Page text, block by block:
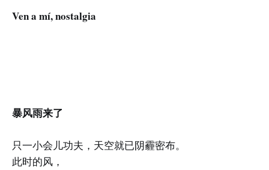
Ven a mí, nostalgia
暴风雨来了
只一小会儿功夫，天空就已阴霾密布。
此时的风，